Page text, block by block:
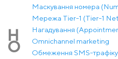
Маскування номера
Мережа Tier-1 (Tier-1
Н Нагадування
О
Оmnichannel marketing
Обмеження SMS-